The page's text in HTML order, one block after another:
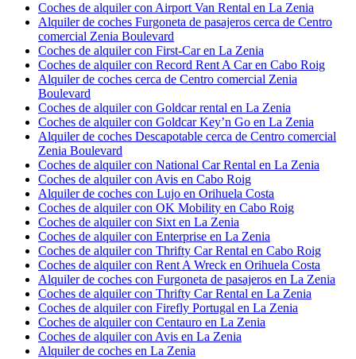
Coches de alquiler con Airport Van Rental en La Zenia
Alquiler de coches Furgoneta de pasajeros cerca de Centro
comercial Zenia Boulevard
Coches de alquiler con First-Car en La Zenia
Coches de alquiler con Record Rent A Car en Cabo Roig
Alquiler de coches cerca de Centro comercial Zenia
Boulevard
Coches de alquiler con Goldcar rental en La Zenia
Coches de alquiler con Goldcar Key’n Go en La Zenia
Alquiler de coches Descapotable cerca de Centro comercial
Zenia Boulevard
Coches de alquiler con National Car Rental en La Zenia
Coches de alquiler con Avis en Cabo Roig
Alquiler de coches con Lujo en Orihuela Costa
Coches de alquiler con OK Mobility en Cabo Roig
Coches de alquiler con Sixt en La Zenia
Coches de alquiler con Enterprise en La Zenia
Coches de alquiler con Thrifty Car Rental en Cabo Roig
Coches de alquiler con Rent A Wreck en Orihuela Costa
Alquiler de coches con Furgoneta de pasajeros en La Zenia
Coches de alquiler con Thrifty Car Rental en La Zenia
Coches de alquiler con Firefly Portugal en La Zenia
Coches de alquiler con Centauro en La Zenia
Coches de alquiler con Avis en La Zenia
Alquiler de coches en La Zenia